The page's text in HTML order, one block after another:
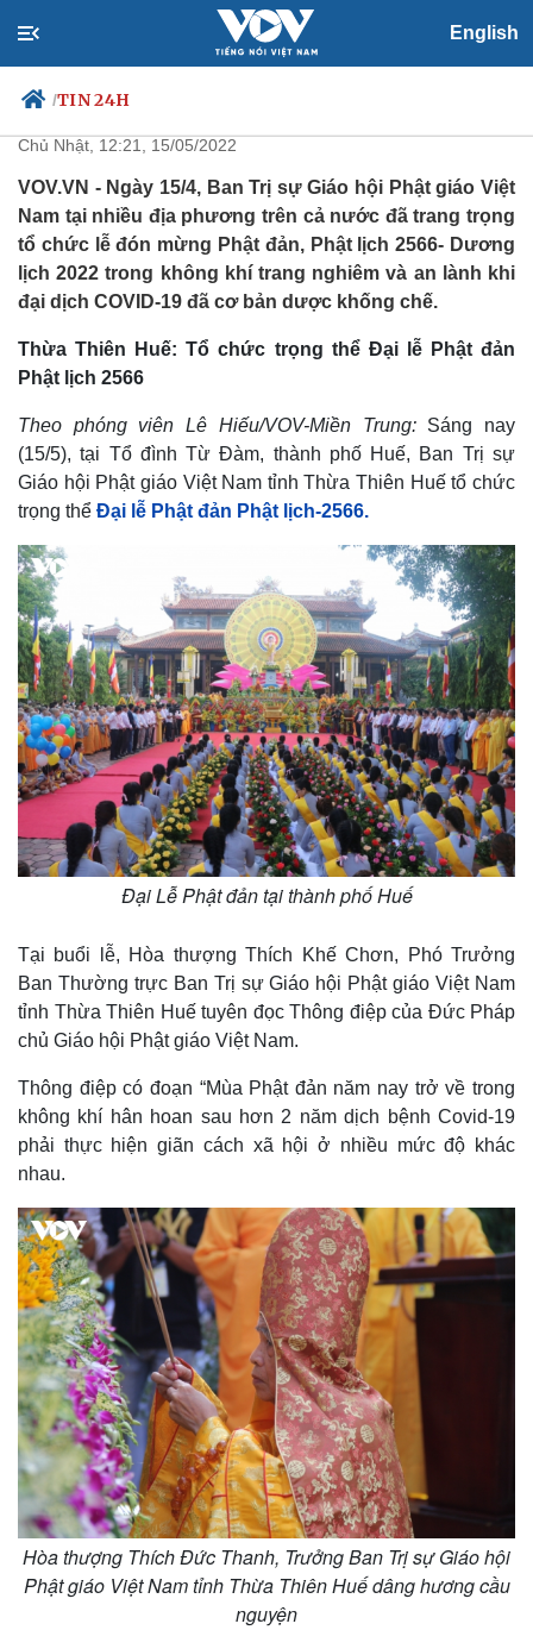
English
/TIN 24H
Chính trị
Đảng
Tổ chức nhân sự
Quốc hội
Xã hội
Tin 24h
Dự báo thời tiết
Giáo dục
Việc làm
Tưng bừng Đại lễ Phật đản trên
cả nước
Chủ Nhật, 12:21, 15/05/2022
VOV.VN - Ngày 15/4, Ban Trị sự Giáo hội Phật giáo Việt
Nam tại nhiều địa phương trên cả nước đã trang trọng
tổ chức lễ đón mừng Phật đản, Phật lịch 2566- Dương
lịch 2022 trong không khí trang nghiêm và an lành khi
đại dịch COVID-19 đã cơ bản dược khống chế.
Thừa Thiên Huế: Tổ chức trọng thể Đại lễ Phật đản
Phật lịch 2566
Theo phóng viên Lê Hiếu/VOV-Miền Trung: Sáng nay
(15/5), tại Tổ đình Từ Đàm, thành phố Huế, Ban Trị sự
Giáo hội Phật giáo Việt Nam tỉnh Thừa Thiên Huế tổ chức
trọng thể Đại lễ Phật đản Phật lịch-2566.
Đại Lễ Phật đản tại thành phố Huế
Tại buổi lễ, Hòa thượng Thích Khế Chơn, Phó Trưởng
Ban Thường trực Ban Trị sự Giáo hội Phật giáo Việt Nam
tỉnh Thừa Thiên Huế tuyên đọc Thông điệp của Đức Pháp
chủ Giáo hội Phật giáo Việt Nam.
Thông điệp có đoạn “Mùa Phật đản năm nay trở về trong
không khí hân hoan sau hơn 2 năm dịch bệnh Covid-19
phải thực hiện giãn cách xã hội ở nhiều mức độ khác
nhau.
Hòa thượng Thích Đức Thanh, Trưởng Ban Trị sự Giáo hội
Phật giáo Việt Nam tỉnh Thừa Thiên Huế dâng hương cầu
nguyện